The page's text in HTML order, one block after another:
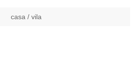
casa / vila